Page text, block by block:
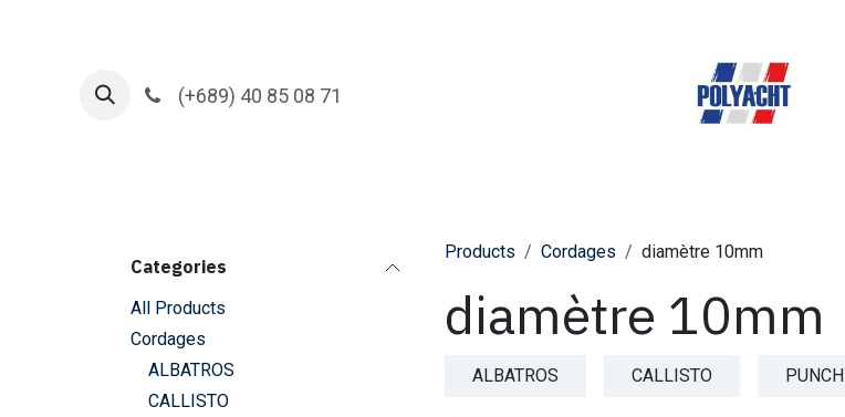
(+689) 40 85 08 71
Categories
All Products
Cordages
ALBATROS
CALLISTO
Products Cordages diamètre 10mm
diamètre 10mm
ALBATROS CALLISTO PUNCH